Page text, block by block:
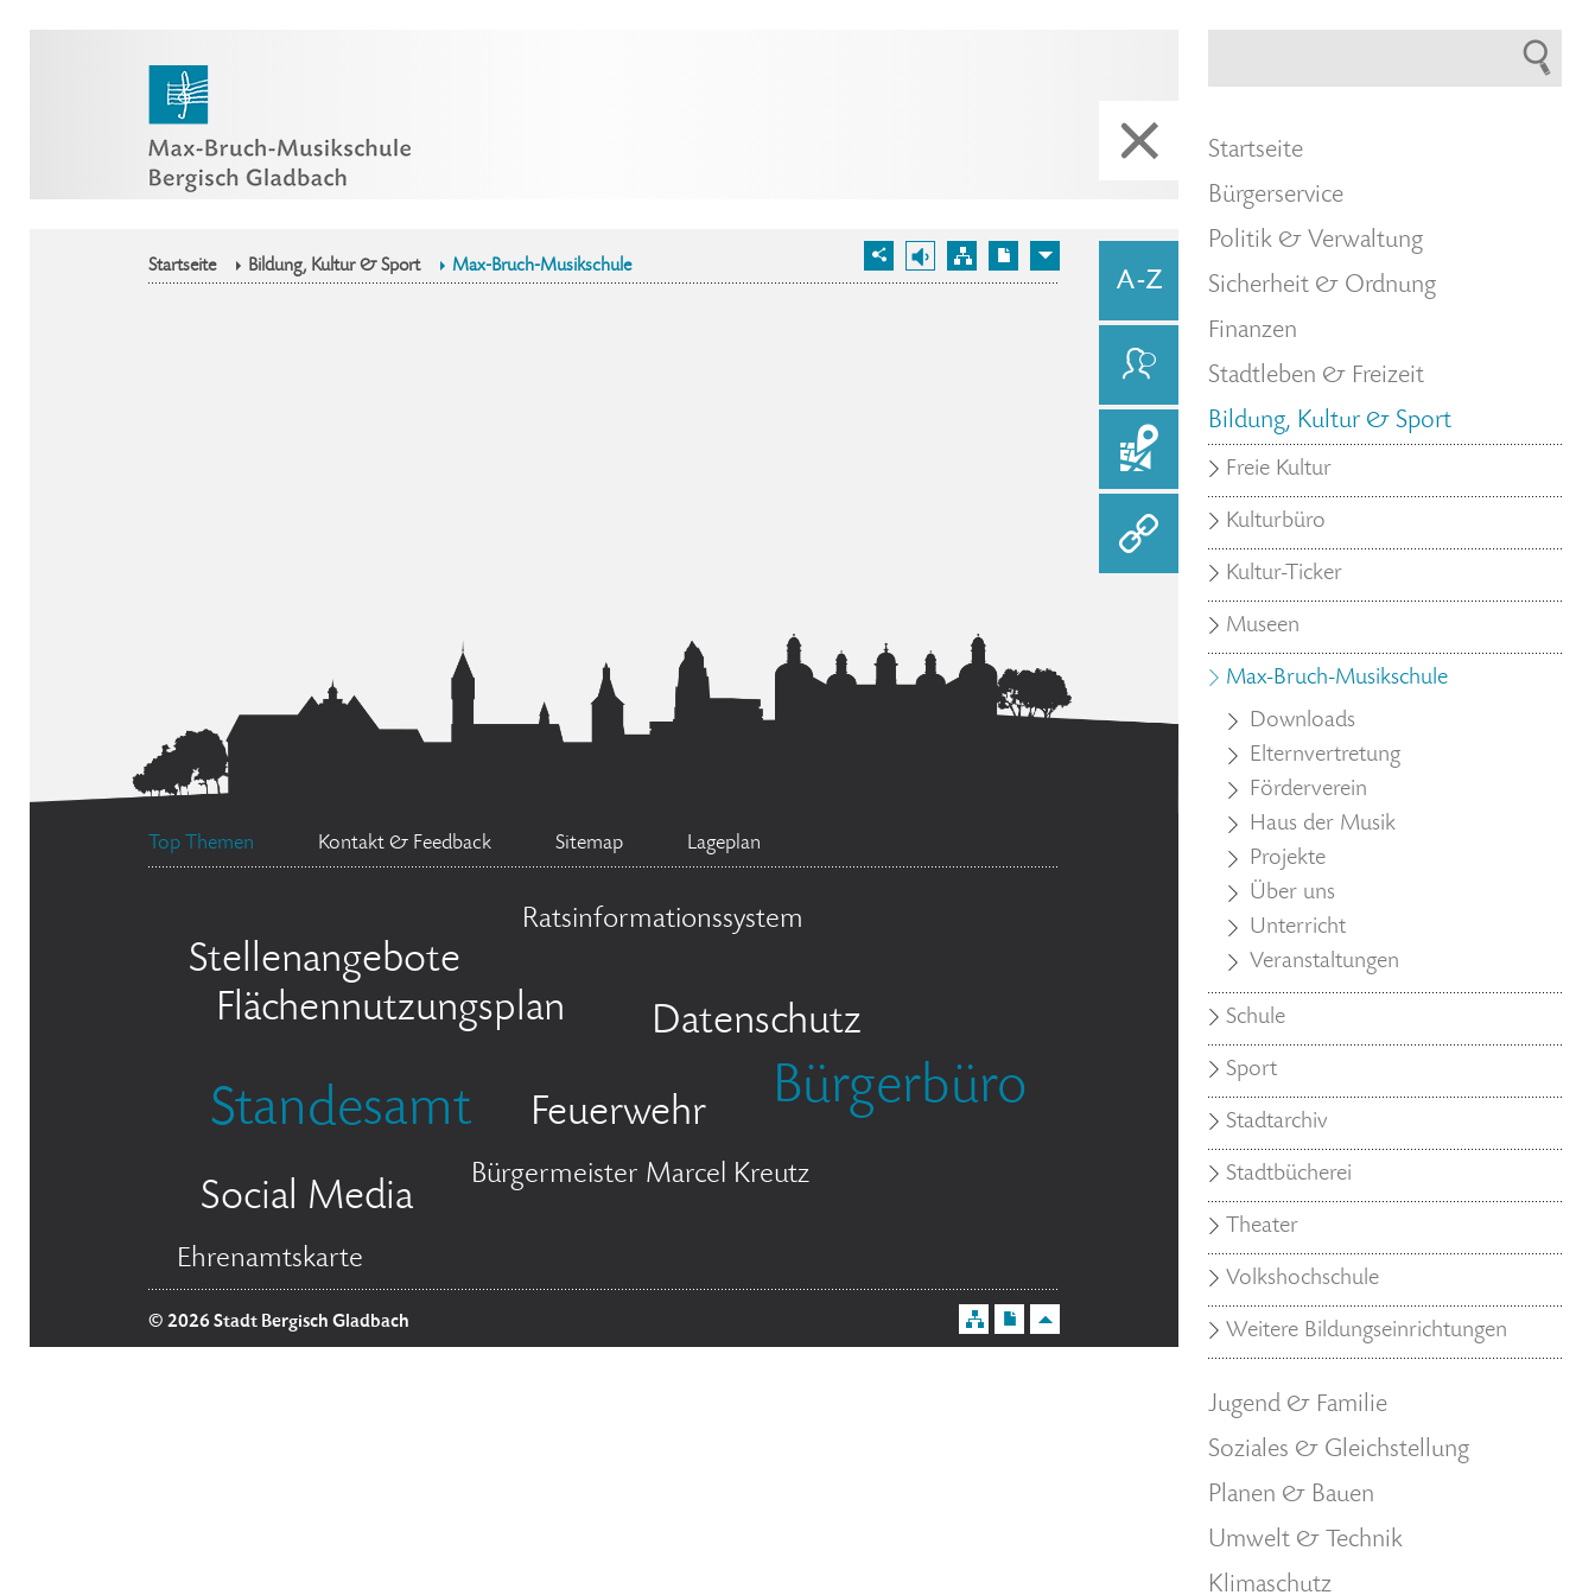
Startseite Bildung, Kultur & Sport Max-Bruch-Musikschule
Top Themen Kontakt & Feedback Sitemap Lageplan
Stellenangebote
Ratsinformationssystem
Flächennutzungsplan Datenschutz
Standesamt Feuerwehr Bürgerbüro
Social Media
Bürgermeister Marcel Kreutz
Ehrenamtskarte
© 2026 Stadt Bergisch Gladbach
Startseite
Bürgerservice
Politik & Verwaltung
Sicherheit & Ordnung
Finanzen
Stadtleben & Freizeit
Bildung, Kultur & Sport
Freie Kultur
Kulturbüro
Kultur-Ticker
Museen
Max-Bruch-Musikschule
Downloads
Elternvertretung
Förderverein
Haus der Musik
Projekte
Über uns
Unterricht
Veranstaltungen
Schule
Sport
Stadtarchiv
Stadtbücherei
Theater
Volkshochschule
Weitere Bildungseinrichtungen
Jugend & Familie
Soziales & Gleichstellung
Planen & Bauen
Umwelt & Technik
Klimaschutz